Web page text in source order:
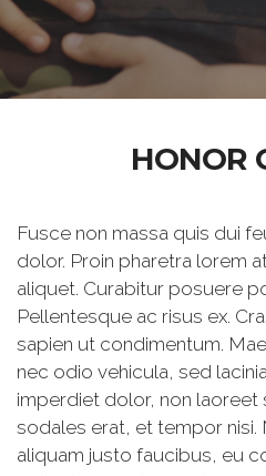
HONOR
Fusce non massa quis dui
dolor. Proin pharetra lorem
aliquet. Curabitur posuere
Pellentesque ac risus ex.
sapien ut condimentum.
nec odio vehicula, sed
imperdiet dolor, non laoreet
sodales erat, et tempor nisi.
aliquam justo faucibus, eu